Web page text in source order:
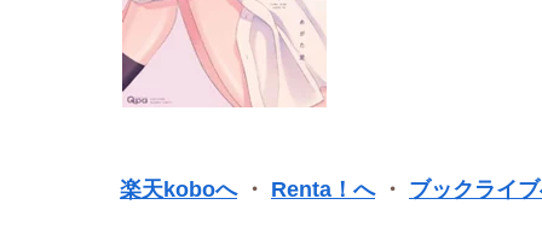
楽天koboへ・ Renta！へ・ ブックライ